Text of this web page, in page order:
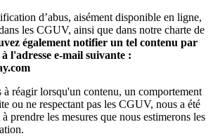
d’abus, aisément disponible en ligne,
les CGUV, ainsi que dans notre charte de
également notifier un tel contenu par
l'adresse e-mail suivante :
à réagir lorsqu'un contenu, un comportement
ou ne respectant pas les CGUV, nous a été
prendre les mesures que nous estimerons les